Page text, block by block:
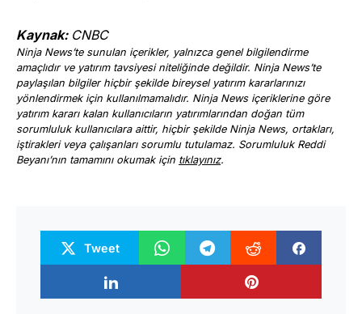
Kaynak: CNBC
Ninja News’te sunulan içerikler, yalnızca genel bilgilendirme
amaçlıdır ve yatırım tavsiyesi niteliğinde değildir. Ninja News’te
paylaşılan bilgiler hiçbir şekilde bireysel yatırım kararlarınızı
yönlendirmek için kullanılmamalıdır. Ninja News içeriklerine göre
yatırım kararı kalan kullanıcıların yatırımlarından doğan tüm
sorumluluk kullanıcılara aittir, hiçbir şekilde Ninja News, ortakları,
iştirakleri veya çalışanları sorumlu tutulamaz. Sorumluluk Reddi
Beyanı’nın tamamını okumak için tıklayınız.
Tweet